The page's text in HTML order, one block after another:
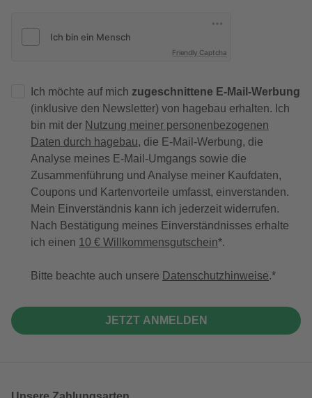
Friendly Captcha
Ich möchte auf mich zugeschnittene E-Mail-Werbung
(inklusive den Newsletter) von hagebau erhalten. Ich
bin mit der Nutzung meiner personenbezogenen
Daten durch hagebau, die E-Mail-Werbung, die
Analyse meines E-Mail-Umgangs sowie die
Zusammenführung und Analyse meiner Kaufdaten,
Coupons und Kartenvorteile umfasst, einverstanden.
Mein Einverständnis kann ich jederzeit widerrufen.
Nach Bestätigung meines Einverständnisses erhalte
ich einen 10 € Willkommensgutschein*.
Bitte beachte auch unsere Datenschutzhinweise.
JETZT ANMELDEN